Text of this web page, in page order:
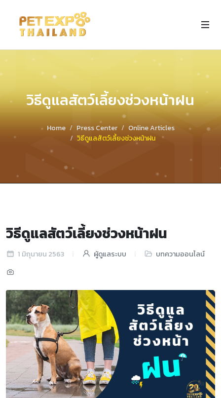
วิธีดูแลสัตว์เลี้ยงช่วงหน้าฝน
Home Press Center
Online Articles
วิธีดูแลสัตว์เลี้ยงช่วงหน้าฝน
วิธีดูแลสัตว์เลี้ยงช่วงหน้าฝน
1 มิถุนายน 2563 ผู้ดูแลระบบ บทความออนไลน์